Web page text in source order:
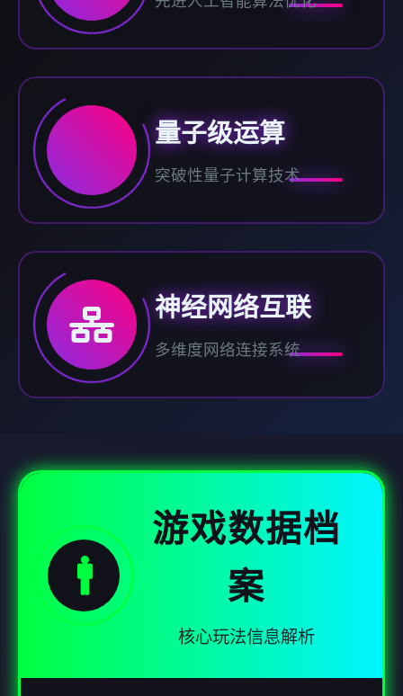
量子级运算
突破性量子计算技术
神经网络互联
多维度网络连接系统
🚹
游戏数据档
案
核心玩法信息解析